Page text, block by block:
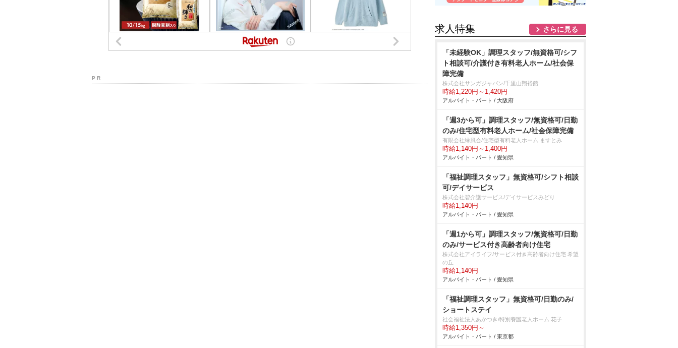
P R
求人特集 さらに見る
「未経験OK」調理スタッフ/無資格可/シフ
ト相談可/介護付き有料老人ホーム/社会保
障完備
株式会社サンガジャパン/千里山翔裕館
時給1,220円～1,420円
アルバイト・パート / 大阪府
「週3から可」調理スタッフ/無資格可/日勤
のみ/住宅型有料老人ホーム/社会保障完備
有限会社緑風会/住宅型有料老人ホーム ますとみ
時給1,140円～1,400円
アルバイト・パート / 愛知県
「福祉調理スタッフ」無資格可/シフト相談
可/デイサービス
株式会社碧介護サービス/デイサービスみどり
時給1,140円
アルバイト・パート / 愛知県
「週1から可」調理スタッフ/無資格可/日勤
のみ/サービス付き高齢者向け住宅
株式会社アイライフ/サービス付き高齢者向け住宅 希望
の丘
時給1,140円
アルバイト・パート / 愛知県
「福祉調理スタッフ」無資格可/日勤のみ/
ショートステイ
社会福祉法人あかつき/特別養護老人ホーム 花子
時給1,350円～
アルバイト・パート / 東京都